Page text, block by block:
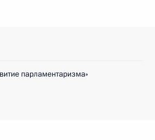
парламентаризма»